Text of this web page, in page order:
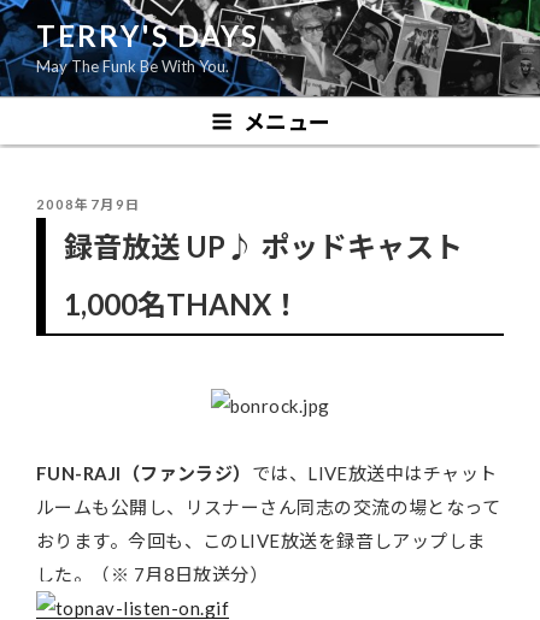
コ
ン
テ
ン
TERRY'S DAYS
May The Funk Be With You.
メニュー
投
2008年7月9日
録音放送 UP♪ ポッドキャスト
1,000名THANX！
FUN-RAJI（ファンラジ） では、LIVE放送中はチャット
ルームも公開し、リスナーさん同志の交流の場となって
おります。今回も、このLIVE放送を録音しアップしま
した。（※ 7月8日放送分）